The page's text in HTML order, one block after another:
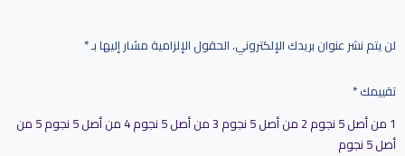
لن يتم نشر عنوان بريدك الإلكتروني.الحقول الإلزامية مشار إليها بـ*
تقييمك*
1 من أصل 5 نجوم
2 من أصل 5 نجوم 3 من أصل 5 نجوم 4 من أصل 5 نجوم
5 من
أصل 5 نجوم